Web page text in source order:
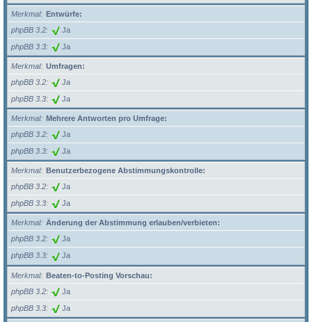
Merkmal
Entwürfe:
phpBB 3.2
Ja
phpBB 3.3 Ja
Merkmal
Umfragen:
phpBB 3.2
Ja
phpBB 3.3 Ja
Merkmal
Mehrere Antworten pro Umfrage:
phpBB 3.2
Ja
phpBB 3.3 Ja
Merkmal
Benutzerbezogene Abstimmungskontrolle:
phpBB 3.2
Ja
phpBB 3.3 Ja
Merkmal
Änderung der Abstimmung erlauben/verbieten:
phpBB 3.2
Ja
phpBB 3.3 Ja
Merkmal
Beaten-to-Posting Vorschau:
phpBB 3.2
Ja
phpBB 3.3 Ja